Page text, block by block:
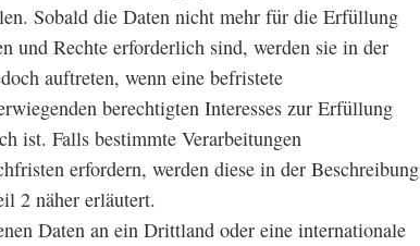
Sobald die Daten nicht mehr für die Erfüllung
und Rechte erforderlich sind, werden sie in der
auftreten, wenn eine befristete
berechtigten Interesses zur Erfüllung
ist. Falls bestimmte Verarbeitungen
erfordern, werden diese in der Beschreibung
2 näher erläutert.
Daten an ein Drittland oder eine internationale